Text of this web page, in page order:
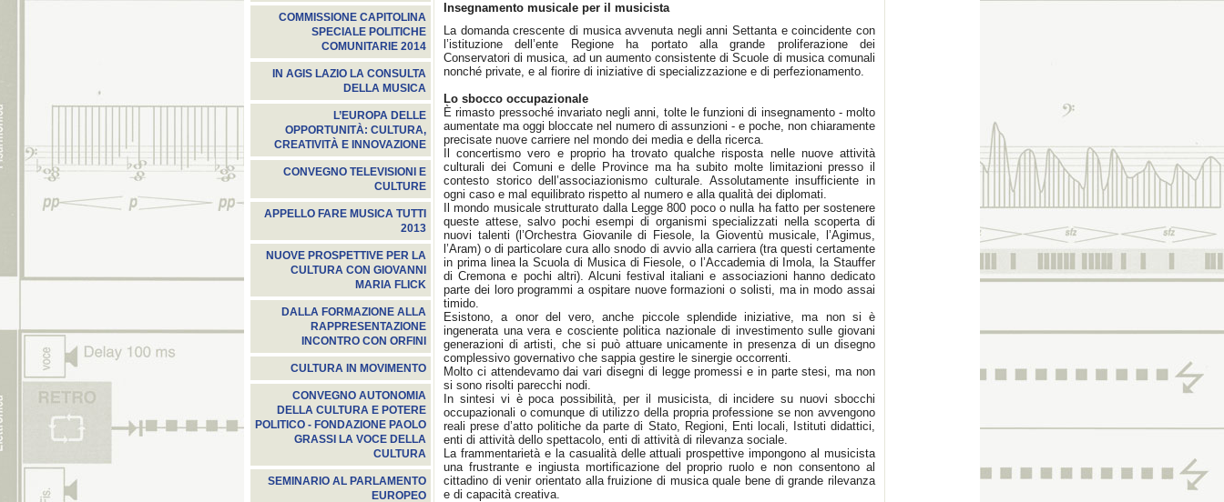
COMMISSIONE CAPITOLINA
SPECIALE POLITICHE
COMUNITARIE 2014
IN AGIS LAZIO LA CONSULTA
DELLA MUSICA
L’EUROPA DELLE
OPPORTUNITÀ: CULTURA,
CREATIVITÀ E INNOVAZIONE
CONVEGNO TELEVISIONI E
CULTURE
APPELLO FARE MUSICA TUTTI
2013
NUOVE PROSPETTIVE PER LA
CULTURA CON GIOVANNI
MARIA FLICK
DALLA FORMAZIONE ALLA
RAPPRESENTAZIONE
INCONTRO CON ORFINI
CULTURA IN MOVIMENTO
CONVEGNO AUTONOMIA
DELLA CULTURA E POTERE
POLITICO - FONDAZIONE PAOLO
GRASSI LA VOCE DELLA
CULTURA
SEMINARIO AL PARLAMENTO
EUROPEO
Insegnamento musicale per il musicista
La domanda crescente di musica avvenuta negli anni Settanta e coincidente con
l’istituzione dell’ente Regione ha portato alla grande proliferazione dei
Conservatori di musica, ad un aumento consistente di Scuole di musica comunali
nonché private, e al fiorire di iniziative di specializzazione e di perfezionamento.
Lo sbocco occupazionale
È rimasto pressoché invariato negli anni, tolte le funzioni di insegnamento - molto
aumentate ma oggi bloccate nel numero di assunzioni - e poche, non chiaramente
precisate nuove carriere nel mondo dei media e della ricerca.
Il concertismo vero e proprio ha trovato qualche risposta nelle nuove attività
culturali dei Comuni e delle Province ma ha subito molte limitazioni presso il
contesto storico dell’associazionismo culturale. Assolutamente insufficiente in
ogni caso e mal equilibrato rispetto al numero e alla qualità dei diplomati.
Il mondo musicale strutturato dalla Legge 800 poco o nulla ha fatto per sostenere
queste attese, salvo pochi esempi di organismi specializzati nella scoperta di
nuovi talenti (l’Orchestra Giovanile di Fiesole, la Gioventù musicale, l’Agimus,
l’Aram) o di particolare cura allo snodo di avvio alla carriera (tra questi certamente
in prima linea la Scuola di Musica di Fiesole, o l’Accademia di Imola, la Stauffer
di Cremona e pochi altri). Alcuni festival italiani e associazioni hanno dedicato
parte dei loro programmi a ospitare nuove formazioni o solisti, ma in modo assai
timido.
Esistono, a onor del vero, anche piccole splendide iniziative, ma non si è
ingenerata una vera e cosciente politica nazionale di investimento sulle giovani
generazioni di artisti, che si può attuare unicamente in presenza di un disegno
complessivo governativo che sappia gestire le sinergie occorrenti.
Molto ci attendevamo dai vari disegni di legge promessi e in parte stesi, ma non
si sono risolti parecchi nodi.
In sintesi vi è poca possibilità, per il musicista, di incidere su nuovi sbocchi
occupazionali o comunque di utilizzo della propria professione se non avvengono
reali prese d’atto politiche da parte di Stato, Regioni, Enti locali, Istituti didattici,
enti di attività dello spettacolo, enti di attività di rilevanza sociale.
La frammentarietà e la casualità delle attuali prospettive impongono al musicista
una frustrante e ingiusta mortificazione del proprio ruolo e non consentono al
cittadino di venir orientato alla fruizione di musica quale bene di grande rilevanza
e di capacità creativa.